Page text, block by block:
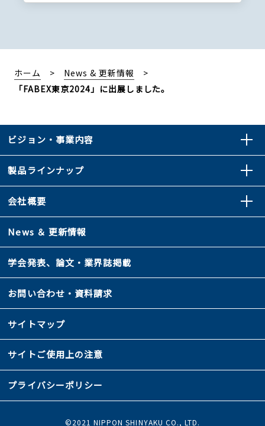
ホーム
News & 更新情報
「FABEX東京2024」に出展しました。
ビジョン・事業内容
製品ラインナップ
会社概要
News ＆ 更新情報
学会発表、論文・業界誌掲載
お問い合わせ・資料請求
サイトマップ
サイトご使用上の注意
プライバシーポリシー
©2021 NIPPON SHINYAKU CO., LTD.